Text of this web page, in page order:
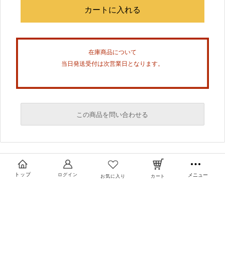
在庫商品について
当日発送受付は次営業日となります。
この商品を問い合わせる
トップ ログイン お気に入り カート メニュー